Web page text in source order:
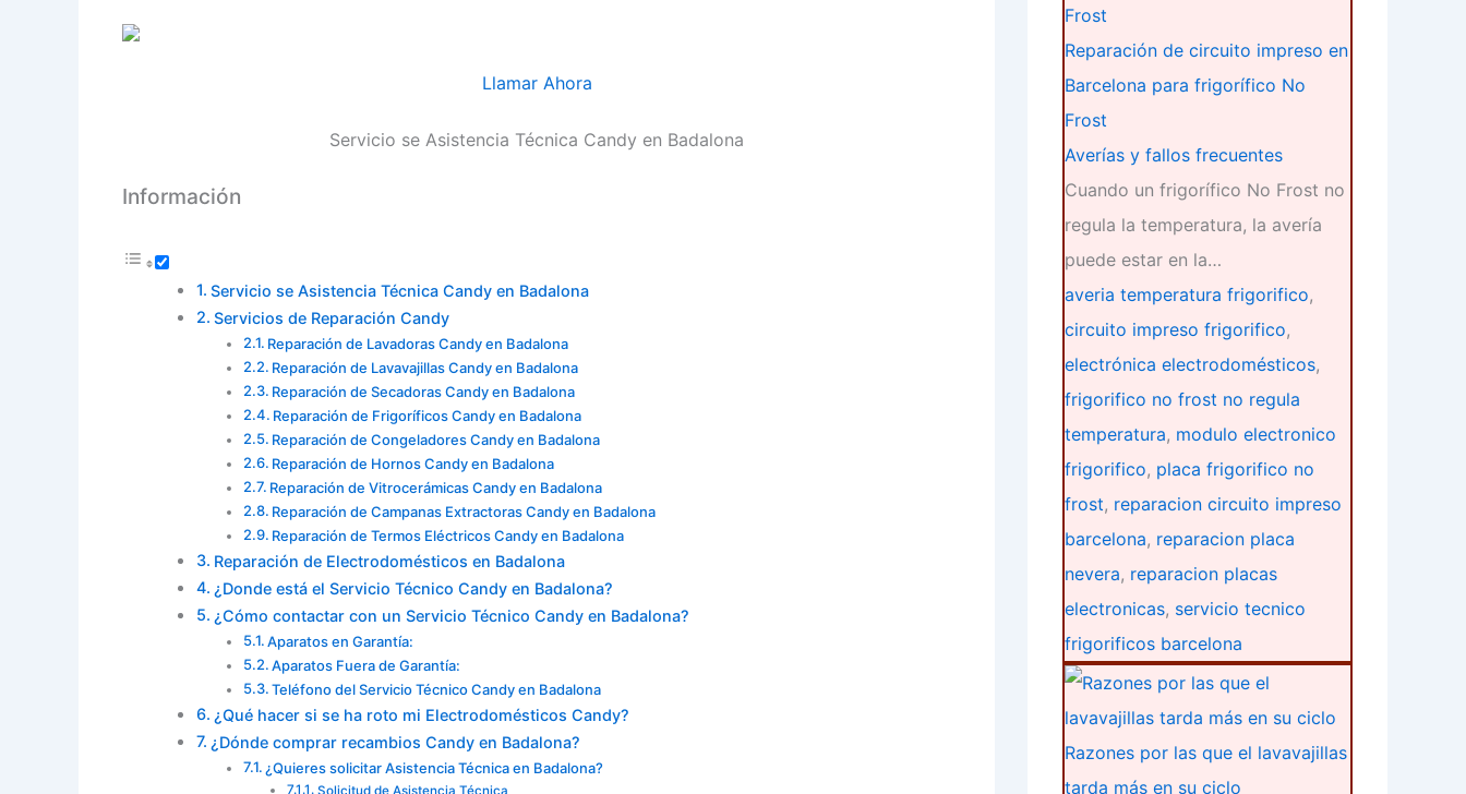
Llamar Ahora
Servicio se Asistencia Técnica Candy en Badalona
Información
Servicio se Asistencia Técnica Candy en Badalona
Servicios de Reparación Candy
Reparación de Lavadoras Candy en Badalona
Reparación de Lavavajillas Candy en Badalona
Reparación de Secadoras Candy en Badalona
Reparación de Frigoríficos Candy en Badalona
Reparación de Congeladores Candy en Badalona
Reparación de Hornos Candy en Badalona
Reparación de Vitrocerámicas Candy en Badalona
Reparación de Campanas Extractoras Candy en Badalona
Reparación de Termos Eléctricos Candy en Badalona
Reparación de Electrodomésticos en Badalona
¿Donde está el Servicio Técnico Candy en Badalona?
¿Cómo contactar con un Servicio Técnico Candy en Badalona?
Aparatos en Garantía:
Aparatos Fuera de Garantía:
Teléfono del Servicio Técnico Candy en Badalona
¿Qué hacer si se ha roto mi Electrodomésticos Candy?
¿Dónde comprar recambios Candy en Badalona?
¿Quieres solicitar Asistencia Técnica en Badalona?
Solicitud de Asistencia Técnica
Reparación de circuito impreso en
Barcelona para frigorífico No
Frost
Averías y fallos frecuentes
Cuando un frigorífico No Frost no
regula la temperatura, la avería
puede estar en la…
averia temperatura frigorifico,
circuito impreso frigorifico,
electrónica electrodomésticos,
frigorifico no frost no regula
temperatura, modulo electronico
frigorifico, placa frigorifico no
frost, reparacion circuito impreso
barcelona, reparacion placa
nevera, reparacion placas
electronicas, servicio tecnico
frigorificos barcelona
Razones por las que el lavavajillas
tarda más en su ciclo